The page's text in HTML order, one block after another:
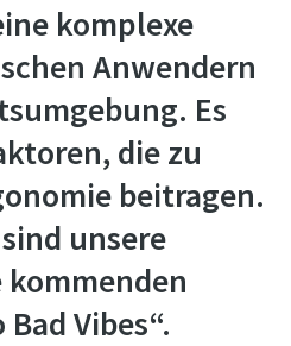
komplexe
Anwendern
Es
die zu
beitragen.
unsere
Vibes“.